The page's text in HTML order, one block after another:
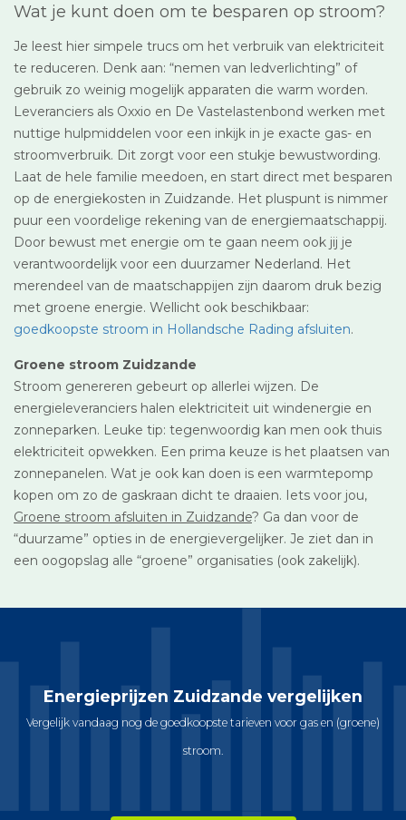
Wat je kunt doen om te besparen op stroom?
Je leest hier simpele trucs om het verbruik van elektriciteit
te reduceren. Denk aan: “nemen van ledverlichting” of
gebruik zo weinig mogelijk apparaten die warm worden.
Leveranciers als Oxxio en De Vastelastenbond werken met
nuttige hulpmiddelen voor een inkijk in je exacte gas- en
stroomverbruik. Dit zorgt voor een stukje bewustwording.
Laat de hele familie meedoen, en start direct met besparen
op de energiekosten in Zuidzande. Het pluspunt is nimmer
puur een voordelige rekening van de energiemaatschappij.
Door bewust met energie om te gaan neem ook jij je
verantwoordelijk voor een duurzamer Nederland. Het
merendeel van de maatschappijen zijn daarom druk bezig
met groene energie. Wellicht ook beschikbaar:
goedkoopste stroom in Hollandsche Rading afsluiten.
Groene stroom Zuidzande
Stroom genereren gebeurt op allerlei wijzen. De
energieleveranciers halen elektriciteit uit windenergie en
zonneparken. Leuke tip: tegenwoordig kan men ook thuis
elektriciteit opwekken. Een prima keuze is het plaatsen van
zonnepanelen. Wat je ook kan doen is een warmtepomp
kopen om zo de gaskraan dicht te draaien. Iets voor jou,
Groene stroom afsluiten in Zuidzande? Ga dan voor de
“duurzame” opties in de energievergelijker. Je ziet dan in
een oogopslag alle “groene” organisaties (ook zakelijk).
Energieprijzen Zuidzande vergelijken
Vergelijk vandaag nog de goedkoopste tarieven voor gas en (groene)
stroom.